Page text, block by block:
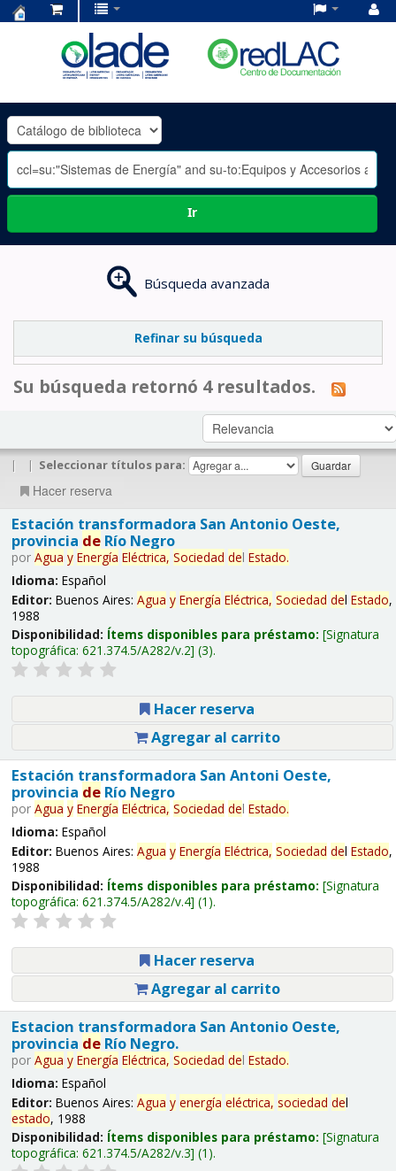
OLADE
-
Ir
Búsqueda avanzada
Refinar su búsqueda
Su búsqueda retornó 4 resultados.
| | Seleccionar títulos para:
Hacer reserva
Estación transformadora San Antonio Oeste,
provincia deRío Negro
por Agua y Energía Eléctrica, Sociedad del Estado.
Idioma: Español
Editor: Buenos Aires: Agua y Energía Eléctrica, Sociedad del Estado,
1988
Disponibilidad: Ítems disponibles para préstamo: Signatura
topográfica: 621.374.5/A282/v.2 (3).
Hacer reserva
Agregar al carrito
Estación transformadora San Antoni Oeste,
provincia deRío Negro
por Agua y Energía Eléctrica, Sociedad del Estado.
Idioma: Español
Editor: Buenos Aires: Agua y Energía Eléctrica, Sociedad del Estado,
1988
Disponibilidad: Ítems disponibles para préstamo: Signatura
topográfica: 621.374.5/A282/v.4 (1).
Hacer reserva
Agregar al carrito
Estacion transformadora San Antonio Oeste,
provincia deRío Negro.
por Agua y Energía Eléctrica, Sociedad del Estado.
Idioma: Español
Editor: Buenos Aires: Agua y energía eléctrica, sociedad del
estado, 1988
Disponibilidad: Ítems disponibles para préstamo: Signatura
topográfica: 621.374.5/A282/v.3 (1).